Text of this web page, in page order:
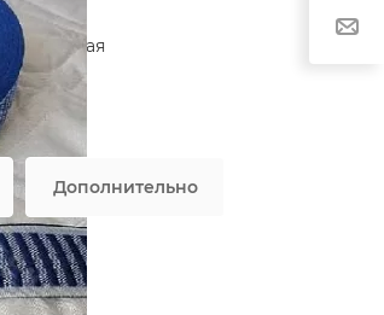
п/п
Дополнительно